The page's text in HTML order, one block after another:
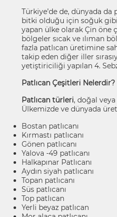
Türkiye’de de, dünyada
bitki olduğu için soğuk
yapan ülke olarak Çin öne
bölgeler sıcak ve ılıman
fazla patlıcan üretimine
takip eden diğer iller
yetiştiriciliği yapılan 4.
Patlıcan Çeşitleri Nelerdir?
Patlıcan türleri, doğal
Ülkemizde ve dünyada
Bostan patlıcanı
Kırmastı patlıcanı
Gönen patlıcanı
Yalova -49 patlıcanı
Halkapınar Patlıcanı
Aydın siyah patlıcanı
Topan patlıcanı
Süs patlıcanı
Top patlıcan
Yerli beyaz patlıcan